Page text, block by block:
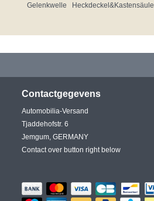
Gelenkwelle
Heckdeckel&Kastensäule
Contactgegevens
Automobilia-Versand
Tjaddehofstr. 6
Jemgum, GERMANY
Contact over button right below